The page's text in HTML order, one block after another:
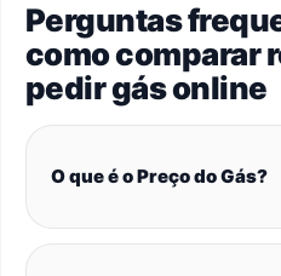
Perguntas
como comparar
pedir gás online
O que é o Preço do Gás?